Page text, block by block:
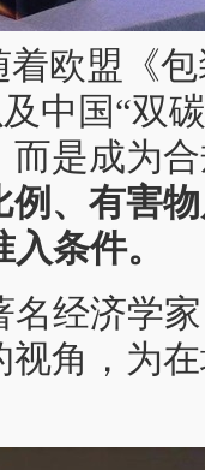
着欧盟《
及中国“双
是成为
、有害
条件。
名经济学
角，为